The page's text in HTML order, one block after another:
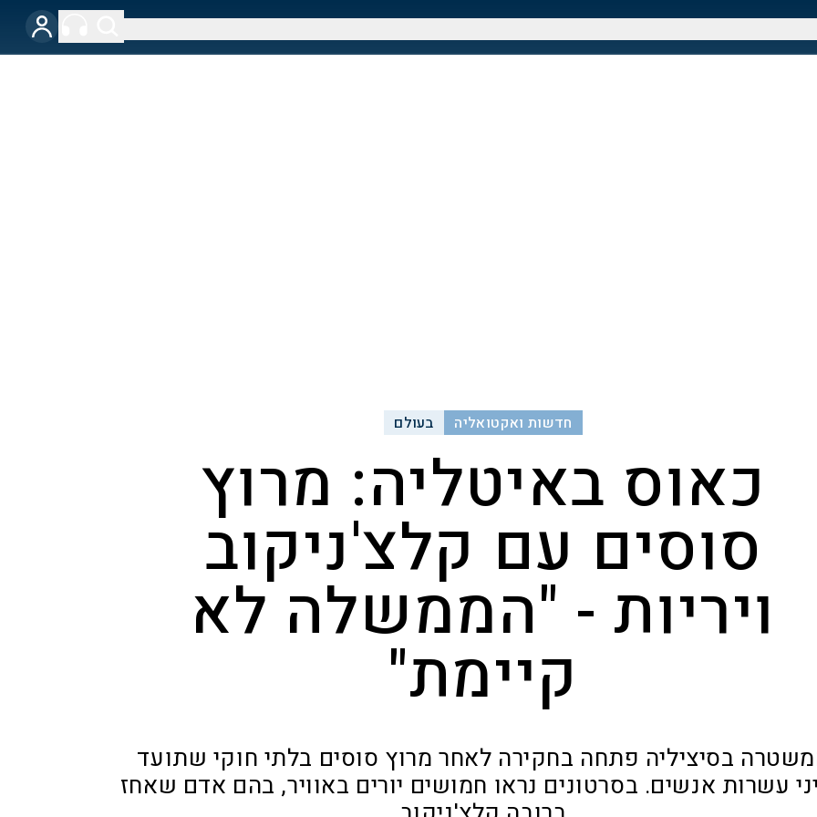
חדשות ואקטואליה בעולם
כאוס באיטליה: מרוץ
סוסים עם קלצ'ניקוב
ויריות - "הממשלה לא
קיימת"
בסיציליה פתחה בחקירה לאחר מרוץ סוסים בלתי חוקי שתועד
עשרות אנשים. בסרטונים נראו חמושים יורים באוויר, בהם אדם שאחז